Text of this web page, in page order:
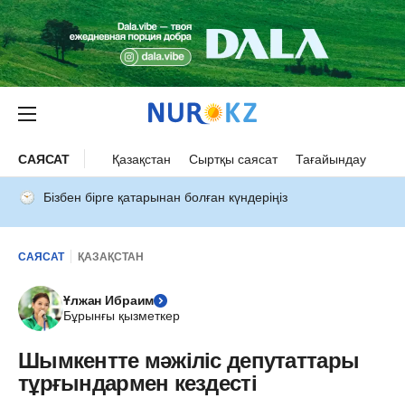
САЯСАТ Қазақстан Сыртқы саясат Тағайындау
Бізбен бірге қатарынан болған күндеріңіз
САЯСАТ ҚАЗАҚСТАН
Ұлжан Ибраим
Бұрынғы қызметкер
Шымкентте мәжіліс депутаттары
тұрғындармен кездесті